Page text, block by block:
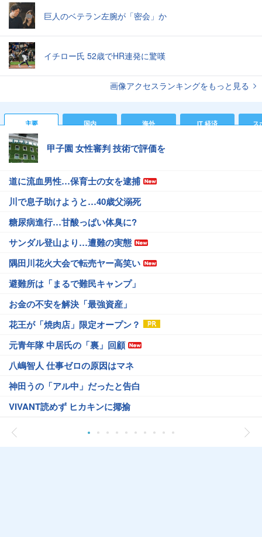
巨人のベテラン左腕が「密会」か
イチロー氏 52歳でHR連発に驚嘆
画像アクセスランキングをもっと見る
主要 国内 海外 IT 経済 ス
甲子園 女性審判 技術で評価を
道に流血男性…保育士の女を逮捕
川で息子助けようと…40歳父溺死
糖尿病進行…甘酸っぱい体臭に?
サンダル登山より…遭難の実態
隅田川花火大会で転売ヤー高笑い
避難所は「まるで難民キャンプ」
お金の不安を解決「最強資産」
花王が「焼肉店」限定オープン？
元青年隊 中居氏の「裏」回顧
八嶋智人 仕事ゼロの原因はマネ
神田うの「アル中」だったと告白
VIVANT読めず ヒカキンに揶揄